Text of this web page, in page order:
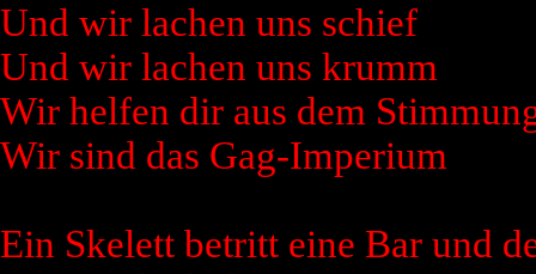
Und wir lachen uns schief
Und wir lachen uns krumm
Wir helfen dir aus dem
Wir sind das Gag-Imperium
Ein Skelett betritt eine Bar und